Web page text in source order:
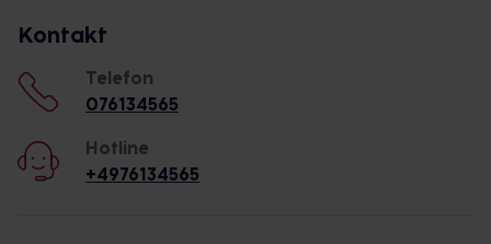
Kontakt
Telefon
076134565
Hotline
+4976134565